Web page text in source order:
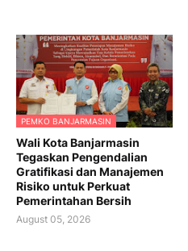
PEMKO BANJARMASIN
Wali Kota Banjarmasin
Tegaskan Pengendalian
Gratifikasi dan Manajemen
Risiko untuk Perkuat
Pemerintahan Bersih
August 05, 2026